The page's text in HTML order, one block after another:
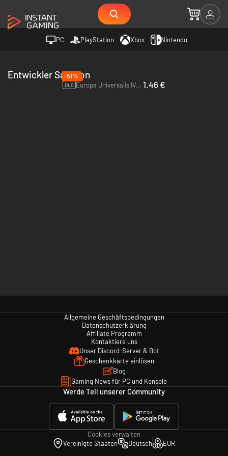
PC PlayStation Xbox Nintendo
Entwickler Sabaton
-51%
DLC Europa Universalis IV: Sabaton Soundtrack - PC & Mac (Steam) 1.46 €
Allgemeine Geschäftsbedingungen
Datenschutzerklärung
Affiliate Programm
Kontaktiere uns
Unser Discord-Server & Bot
Geschenkkarte einlösen
Blog
Gaming News für PC und Konsole
Werde Teil unserer Community
Cookies verwalten
Vereinigte Staaten
Deutsch EUR